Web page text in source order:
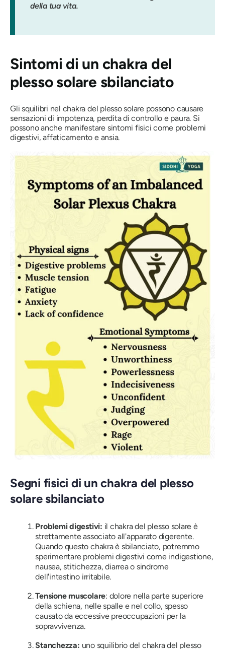
della tua vita.
Sintomi di un chakra del
plesso solare sbilanciato
Gli squilibri nel chakra del plesso solare possono causare
sensazioni di impotenza, perdita di controllo e paura. Si
possono anche manifestare sintomi fisici come problemi
digestivi, affaticamento e ansia.
Segni fisici di un chakra del plesso
solare sbilanciato
Problemi digestivi: il chakra del plesso solare è
strettamente associato all'apparato digerente.
Quando questo chakra è sbilanciato, potremmo
sperimentare problemi digestivi come indigestione,
nausea, stitichezza, diarrea o sindrome
dell'intestino irritabile.
Tensione muscolare: dolore nella parte superiore
della schiena, nelle spalle e nel collo, spesso
causato da eccessive preoccupazioni per la
sopravvivenza.
Stanchezza: uno squilibrio del chakra del plesso